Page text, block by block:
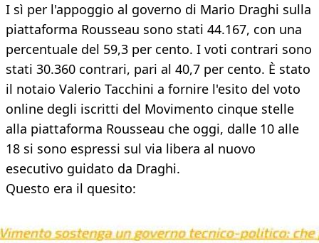
I sì per l'appoggio al governo di Mario Draghi sulla
piattaforma Rousseau sono stati 44.167, con una
percentuale del 59,3 per cento. I voti contrari sono
stati 30.360 contrari, pari al 40,7 per cento. È stato
il notaio Valerio Tacchini a fornire l'esito del voto
online degli iscritti del Movimento cinque stelle
alla piattaforma Rousseau che oggi, dalle 10 alle
18 si sono espressi sul via libera al nuovo
esecutivo guidato da Draghi.
Questo era il quesito: